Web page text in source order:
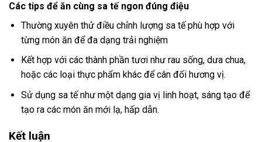
Các tips để ăn cùng sa tế ngon đúng điệu
Thường xuyên thử điều chỉnh lượng sa tế phù hợp với
từng món ăn để đa dạng trải nghiệm
Kết hợp với các thành phần tươi như rau sống, dưa chua,
hoặc các loại thực phẩm khác để cân đối hương vị.
Sử dụng sa tế như một dạng gia vị linh hoạt, sáng tạo để
tạo ra các món ăn mới lạ, hấp dẫn.
Kết luận